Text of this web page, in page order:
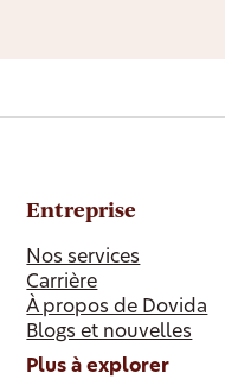
Entreprise
Nos services
Carrière
À propos de Dovida
Blogs et nouvelles
Plus à explorer